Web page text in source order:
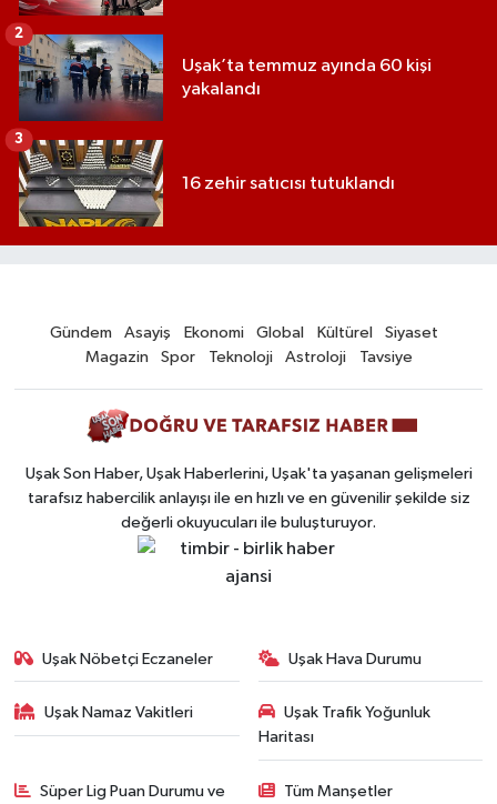
Uşak’ta temmuz ayında 60 kişi
yakalandı
2
16 zehir satıcısı tutuklandı
3
Gündem Asayiş Ekonomi Global Kültürel
Siyaset
Magazin
Spor Teknoloji Astroloji Tavsiye
Uşak Son Haber, Uşak Haberlerini, Uşak'ta yaşanan gelişmeleri
tarafsız habercilik anlayışı ile en hızlı ve en güvenilir şekilde siz
değerli okuyucuları ile buluşturuyor.
Uşak Nöbetçi Eczaneler Uşak Hava Durumu
Uşak Namaz Vakitleri
Uşak Trafik Yoğunluk
Haritası
Süper Lig Puan Durumu ve Tüm Manşetler